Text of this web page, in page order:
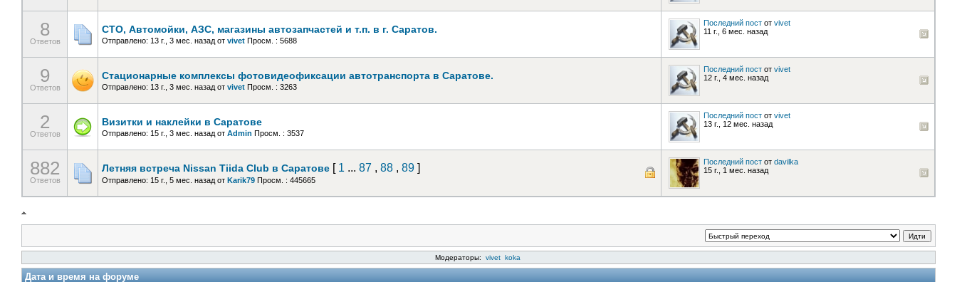
8
Ответов
СТО, Автомойки, АЗС, магазины автозапчастей и т.п. в г. Саратов.
Отправлено: 13 г., 3 мес. назад от vivet Просм. : 5688
Последний пост от vivet
11 г., 6 мес. назад
9
Ответов
Стационарные комплексы фотовидеофиксации автотранспорта в Саратове.
Отправлено: 13 г., 3 мес. назад от vivet Просм. : 3263
Последний пост от vivet
12 г., 4 мес. назад
2
Ответов
Визитки и наклейки в Саратове
Отправлено: 15 г., 3 мес. назад от Admin Просм. : 3537
Последний пост от vivet
13 г., 12 мес. назад
882
Ответов
Летняя встреча Nissan Tiida Club в Саратове [ 1 ... 87 , 88 , 89 ]
Отправлено: 15 г., 5 мес. назад от Karik79 Просм. : 445665
Последний пост от davilka
15 г., 1 мес. назад
Идти
Модераторы: vivet koka
Дата и время на форуме